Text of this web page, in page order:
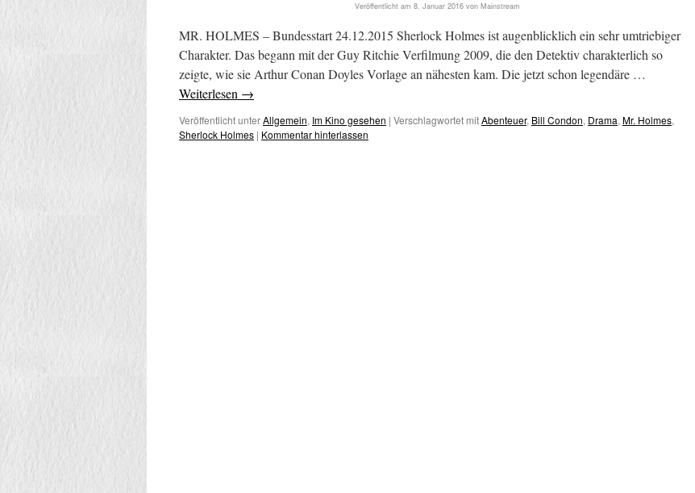
Veröffentlicht am 8. Januar 2016 von Mainstream
MR. HOLMES – Bundesstart 24.12.2015 Sherlock Holmes ist augenblicklich ein sehr umtriebiger
Charakter. Das begann mit der Guy Ritchie Verfilmung 2009, die den Detektiv charakterlich so
zeigte, wie sie Arthur Conan Doyles Vorlage an nähesten kam. Die jetzt schon legendäre …
Weiterlesen →
Veröffentlicht unterAllgemein, Im Kino gesehen | Verschlagwortet mitAbenteuer, Bill Condon, Drama, Mr. Holmes,
Sherlock Holmes | Kommentar hinterlassen